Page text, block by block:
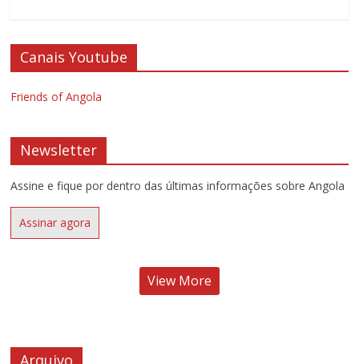
Canais Youtube
Friends of Angola
Newsletter
Assine e fique por dentro das últimas informações sobre Angola
Assinar agora
View More
Arquivo